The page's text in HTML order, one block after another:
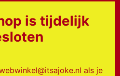
is tijdelijk
als je